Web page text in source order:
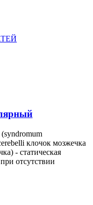
клочок мозжечка
- статическая
отсутствии